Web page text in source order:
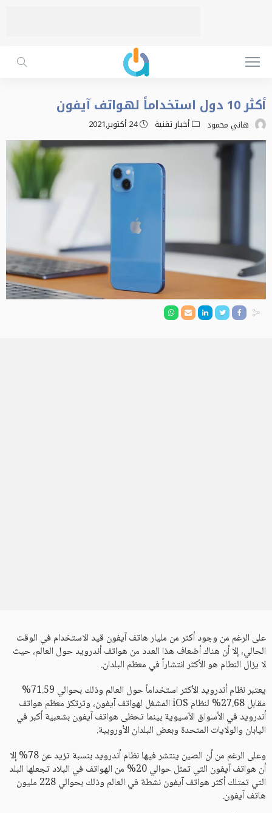
أكثر 10 دول استخداماً لهواتف آيفون
هاني محمود أخبار تقنية 24 أكتوبر,2021
على الرغم من وجود أكثر من مليار هاتف آيفون قيد الاستخدام في الوقت
الحالي، إلا أن هناك أضعاف هذا العدد من هواتف أندرويد حول العالم، حيث
لا يزال النطام هو الأكثر انتشاراً في معظم البلدان.
يعتبر نظام أندرويد الأكثر استخداماً حول العالم وذلك بحوالي 71.59%
مقابل 27.68% لنظام iOS المشغل لهواتف آيفون، وترتكز معظم هواتف
أندرويد في الأسواق الآسيوية بينما تحظى هواتف آيفون بشعبية أكبر في
اليابان والولايات المتحدة وبعض البلدان الأوروبية.
وعلى الرغم من أن الصين ينتشر فيها نظام أندرويد بنسبة تزيد عن 78% إلا
أن هواتف آيفون التي تمثل حوالي 20% من الهواتف في البلاد تجعلها البلد
التي تمتلك أكثر هواتف آيفون نشطة في العالم وذلك بحوالي 228 مليون
هاتف آيفون.